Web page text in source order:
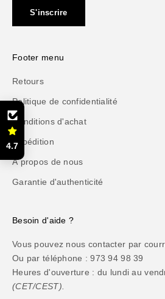
S'inscrire
Footer menu
Retours
Politique de confidentialité
Conditions d'achat
Expédition
À propos de nous
Garantie d'authenticité
Besoin d'aide ?
Vous pouvez nous contacter par
Ou par téléphone : 973 94 98 39
Heures d'ouverture : du lundi au
(CET/CEST).
4.7